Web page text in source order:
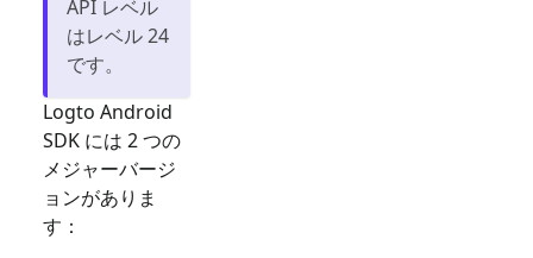
API レベル
はレベル 24
です。
Logto Android
SDK には 2 つの
メジャーバージ
ョンがありま
す：